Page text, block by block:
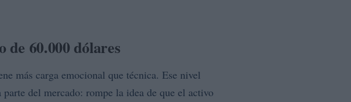
60.000 dólares
más carga emocional que técnica. Ese nivel
del mercado: rompe la idea de que el activo